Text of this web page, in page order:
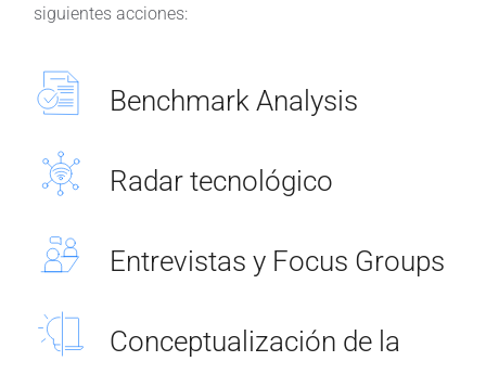
siguientes acciones:
Benchmark Analysis
Radar tecnológico
Entrevistas y Focus Groups
Conceptualización de la